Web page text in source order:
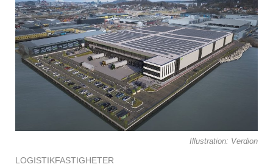
Illustration: Verdion
LOGISTIKFASTIGHETER